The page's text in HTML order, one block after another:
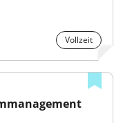
Vollzeit